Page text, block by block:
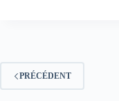
PRÉCÉDENT